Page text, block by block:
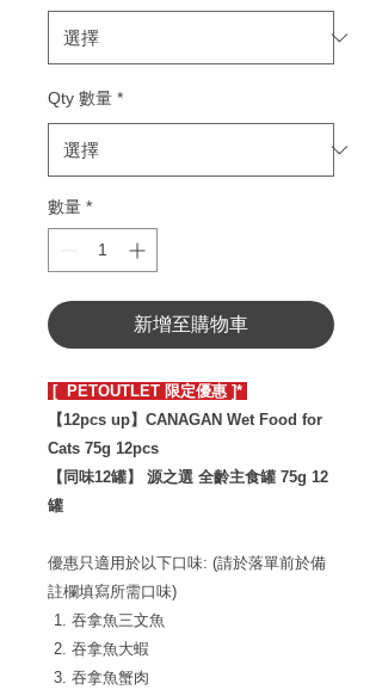
Qty 數量 *
數量 *
新增至購物車
[ PETOUTLET 限定優惠 ]*
【12pcs up】CANAGAN Wet Food for
Cats 75g 12pcs
【同味12罐】 源之選 全齡主食罐 75g 12
罐
優惠只適用於以下口味: (請於落單前於備
註欄填寫所需口味)
吞拿魚三文魚
吞拿魚大蝦
吞拿魚蟹肉